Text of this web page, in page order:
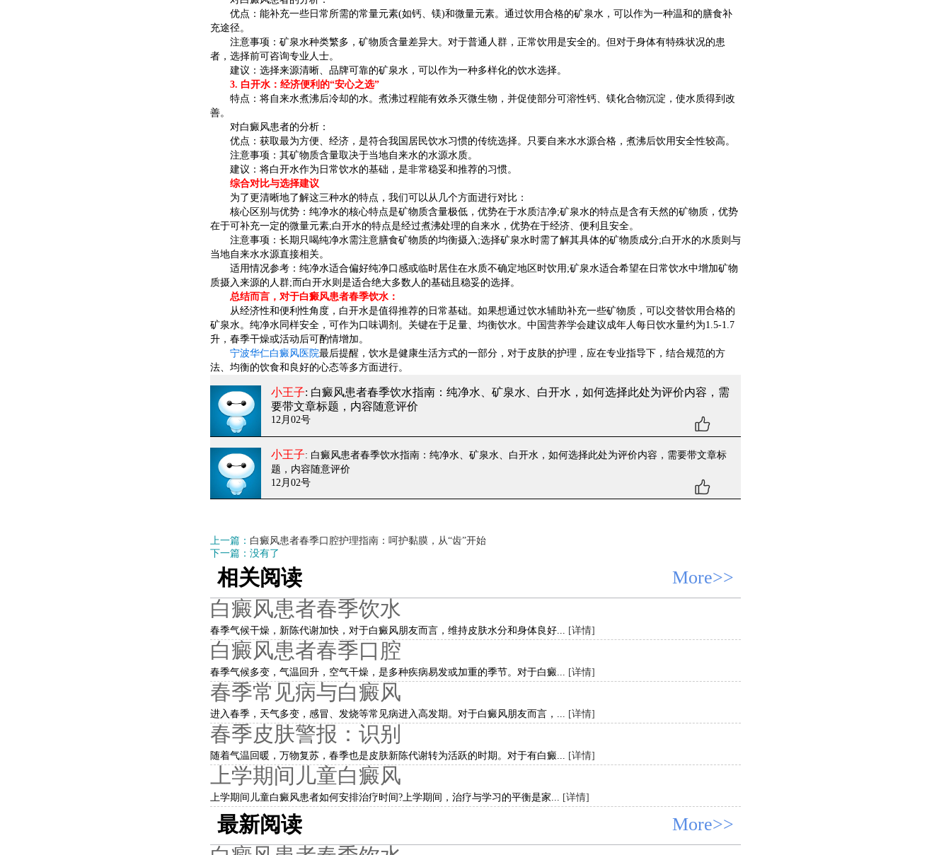
优点：能补充一些日常所需的常量元素(如钙、镁)和微量元素。通过饮用合格的矿泉水，可以作为一种温和的膳食补
充途径。
注意事项：矿泉水种类繁多，矿物质含量差异大。对于普通人群，正常饮用是安全的。但对于身体有特殊状况的患
者，选择前可咨询专业人士。
建议：选择来源清晰、品牌可靠的矿泉水，可以作为一种多样化的饮水选择。
3. 白开水：经济便利的“安心之选”
特点：将自来水煮沸后冷却的水。煮沸过程能有效杀灭微生物，并促使部分可溶性钙、镁化合物沉淀，使水质得到改
善。
对白癜风患者的分析：
优点：获取最为方便、经济，是符合我国居民饮水习惯的传统选择。只要自来水水源合格，煮沸后饮用安全性较高。
注意事项：其矿物质含量取决于当地自来水的水源水质。
建议：将白开水作为日常饮水的基础，是非常稳妥和推荐的习惯。
综合对比与选择建议
为了更清晰地了解这三种水的特点，我们可以从几个方面进行对比：
核心区别与优势：纯净水的核心特点是矿物质含量极低，优势在于水质洁净;矿泉水的特点是含有天然的矿物质，优势
在于可补充一定的微量元素;白开水的特点是经过煮沸处理的自来水，优势在于经济、便利且安全。
注意事项：长期只喝纯净水需注意膳食矿物质的均衡摄入;选择矿泉水时需了解其具体的矿物质成分;白开水的水质则与
当地自来水水源直接相关。
适用情况参考：纯净水适合偏好纯净口感或临时居住在水质不确定地区时饮用;矿泉水适合希望在日常饮水中增加矿物
质摄入来源的人群;而白开水则是适合绝大多数人的基础且稳妥的选择。
总结而言，对于白癜风患者春季饮水：
从经济性和便利性角度，白开水是值得推荐的日常基础。如果想通过饮水辅助补充一些矿物质，可以交替饮用合格的
矿泉水。纯净水同样安全，可作为口味调剂。关键在于足量、均衡饮水。中国营养学会建议成年人每日饮水量约为1.5-1.7
升，春季干燥或活动后可酌情增加。
宁波华仁白癜风医院最后提醒，饮水是健康生活方式的一部分，对于皮肤的护理，应在专业指导下，结合规范的方
法、均衡的饮食和良好的心态等多方面进行。
小王子: 白癜风患者春季饮水指南：纯净水、矿泉水、白开水，如何选择此处为评价内容，需
要带文章标题，内容随意评价
12月02号
小王子: 白癜风患者春季饮水指南：纯净水、矿泉水、白开水，如何选择此处为评价内容，需要带文章标
题，内容随意评价
12月02号
上一篇： 白癜风患者春季口腔护理指南：呵护黏膜，从“齿”开始
下一篇：没有了
相关阅读 More>>
白癜风患者春季饮水
春季气候干燥，新陈代谢加快，对于白癜风朋友而言，维持皮肤水分和身体良好... [详情]
白癜风患者春季口腔
春季气候多变，气温回升，空气干燥，是多种疾病易发或加重的季节。对于白癜... [详情]
春季常见病与白癜风
进入春季，天气多变，感冒、发烧等常见病进入高发期。对于白癜风朋友而言，... [详情]
春季皮肤警报：识别
随着气温回暖，万物复苏，春季也是皮肤新陈代谢转为活跃的时期。对于有白癜... [详情]
上学期间儿童白癜风
上学期间儿童白癜风患者如何安排治疗时间?上学期间，治疗与学习的平衡是家... [详情]
最新阅读 More>>